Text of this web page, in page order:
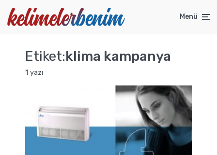
Menü
Etiket:klima kampanya
1 yazı